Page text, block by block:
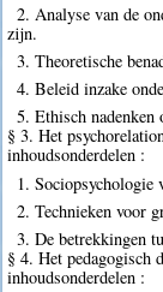
2. Analyse van de
zijn.
3. Theoretische
4. Beleid inzake
5. Ethisch nadenken
§ 3. Het
inhoudsonderdelen :
1. Sociopsychologie
2. Technieken voor
3. De betrekkingen
§ 4. Het pedagogisch
inhoudsonderdelen :